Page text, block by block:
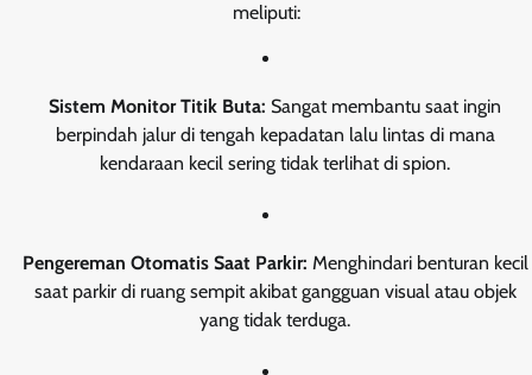
meliputi:
Sistem Monitor Titik Buta: Sangat membantu saat ingin
berpindah jalur di tengah kepadatan lalu lintas di mana
kendaraan kecil sering tidak terlihat di spion.
Pengereman Otomatis Saat Parkir: Menghindari benturan kecil
saat parkir di ruang sempit akibat gangguan visual atau objek
yang tidak terduga.